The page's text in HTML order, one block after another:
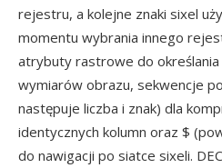
rejestru, a kolejne znaki sixel
momentu wybrania innego
atrybuty rastrowe do
wymiarów obrazu, sekwencje
następuje liczba i znak) dla
identycznych kolumn oraz $
do nawigacji po siatce sixeli.